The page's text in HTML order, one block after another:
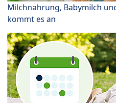
Milchnahrung, Babymilch
kommt es an